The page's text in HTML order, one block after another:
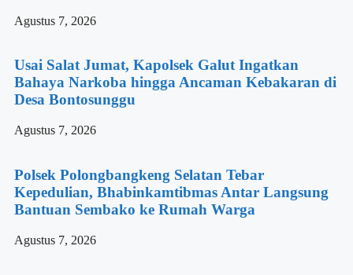
Agustus 7, 2026
Usai Salat Jumat, Kapolsek Galut Ingatkan
Bahaya Narkoba hingga Ancaman Kebakaran di
Desa Bontosunggu
Agustus 7, 2026
Polsek Polongbangkeng Selatan Tebar
Kepedulian, Bhabinkamtibmas Antar Langsung
Bantuan Sembako ke Rumah Warga
Agustus 7, 2026